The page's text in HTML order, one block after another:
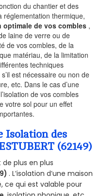
du chantier et des
réglementation thermique,
optimale de vos combles ,
laine de verre ou de
de vos combles, de la
matériau, de la limitation
techniques
est nécessaire ou non de
etc. Dans le cas d’une
de vos combles
votre sol pour un effet
Isolation des
(62149)
plus en plus
. L’isolation d’une maison
ce qui est valable pour